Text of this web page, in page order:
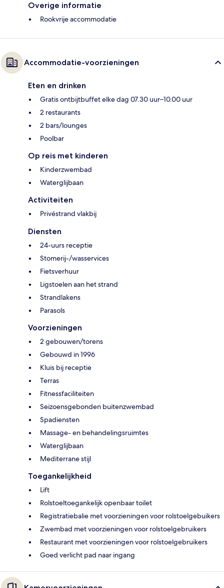
Overige informatie
Rookvrije accommodatie
Accommodatie-voorzieningen
Eten en drinken
Gratis ontbijtbuffet elke dag 07.30 uur–10.00 uur
2 restaurants
2 bars/lounges
Poolbar
Op reis met kinderen
Kinderzwembad
Waterglijbaan
Activiteiten
Privéstrand vlakbij
Diensten
24-uurs receptie
Stomerij-/wasservices
Fietsverhuur
Ligstoelen aan het strand
Strandlakens
Parasols
Voorzieningen
2 gebouwen/torens
Gebouwd in 1996
Kluis bij receptie
Terras
Fitnessfaciliteiten
Seizoensgebonden buitenzwembad
Spadiensten
Massage- en behandelingsruimtes
Waterglijbaan
Mediterrane stijl
Toegankelijkheid
Lift
Rolstoeltoegankelijk openbaar toilet
Registratiebalie met voorzieningen voor rolstoelgebuikers
Zwembad met voorzieningen voor rolstoelgebruikers
Restaurant met voorzieningen voor rolstoelgebruikers
Goed verlicht pad naar ingang